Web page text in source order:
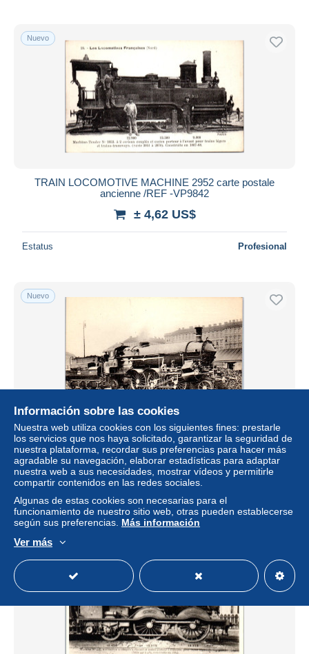
Nuevo
TRAIN LOCOMOTIVE MACHINE 2952 carte postale
ancienne /REF -VP9842
± 4,62 US$
Estatus Profesional
Nuevo
TRAIN LOCOMOTIVE MACHINE AUTRICHIENNE carte
postale ancienne /REF -VP9877
± 4,62 US$
Estatus
Información sobre las cookies
Nuestra web utiliza cookies con los siguientes fines: prestarle
los servicios que nos haya solicitado, garantizar la seguridad de
nuestra plataforma, recordar sus preferencias para hacer más
agradable su navegación, elaborar estadísticas para adaptar
nuestra web a sus necesidades, mostrar vídeos y permitirle
compartir contenidos en las redes sociales.
Algunas de estas cookies son necesarias para el
funcionamiento de nuestro sitio web, otras pueden establecerse
según sus preferencias. Más información
Ver más